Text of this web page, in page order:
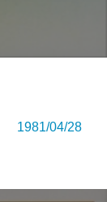
1981/04/28